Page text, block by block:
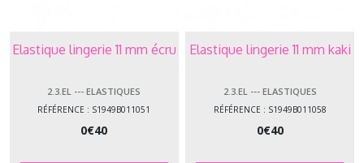
Elastique lingerie 11 mm écru
2.3.EL --- ELASTIQUES
RÉFÉRENCE : S1949B011051
0€40
Elastique lingerie 11 mm kaki
2.3.EL --- ELASTIQUES
RÉFÉRENCE : S1949B011058
0€40